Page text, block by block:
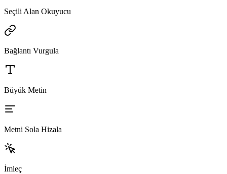
Seçili Alan Okuyucu
Bağlantı Vurgula
Büyük Metin
Metni Sola Hizala
İmleç